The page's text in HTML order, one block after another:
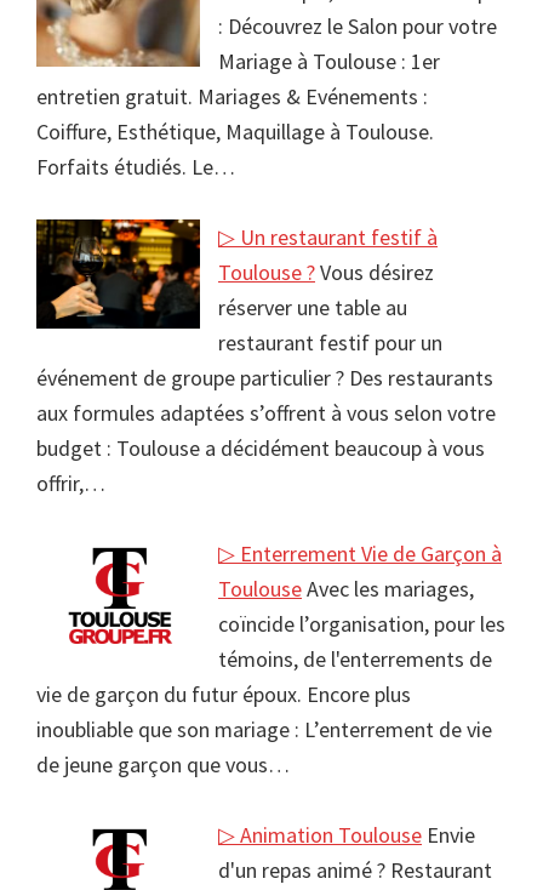
: Découvrez le Salon pour votre
Mariage à Toulouse : 1er
entretien gratuit. Mariages & Evénements :
Coiffure, Esthétique, Maquillage à Toulouse.
Forfaits étudiés. Le…
▷ Un restaurant festif à
Toulouse ?Vous désirez
réserver une table au
restaurant festif pour un
événement de groupe particulier ? Des restaurants
aux formules adaptées s’offrent à vous selon votre
budget : Toulouse a décidément beaucoup à vous
offrir,…
▷ Enterrement Vie de Garçon à
ToulouseAvec les mariages,
coïncide l’organisation, pour les
témoins, de l'enterrements de
vie de garçon du futur époux. Encore plus
inoubliable que son mariage : L’enterrement de vie
de jeune garçon que vous…
▷ Animation Toulouse Envie
d'un repas animé ? Restaurant